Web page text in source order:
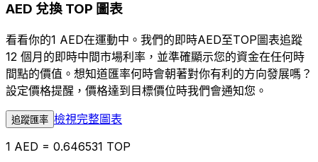
AED 兌換 TOP 圖表
看看你的1 AED在運動中。我們的即時AED至TOP圖表追蹤
12 個月的即時中間市場利率，並準確顯示您的資金在任何時
間點的價值。想知道匯率何時會朝著對你有利的方向發展嗎？
設定價格提醒，價格達到目標價位時我們會通知您。
追蹤匯率 檢視完整圖表
1 AED = 0.646531 TOP